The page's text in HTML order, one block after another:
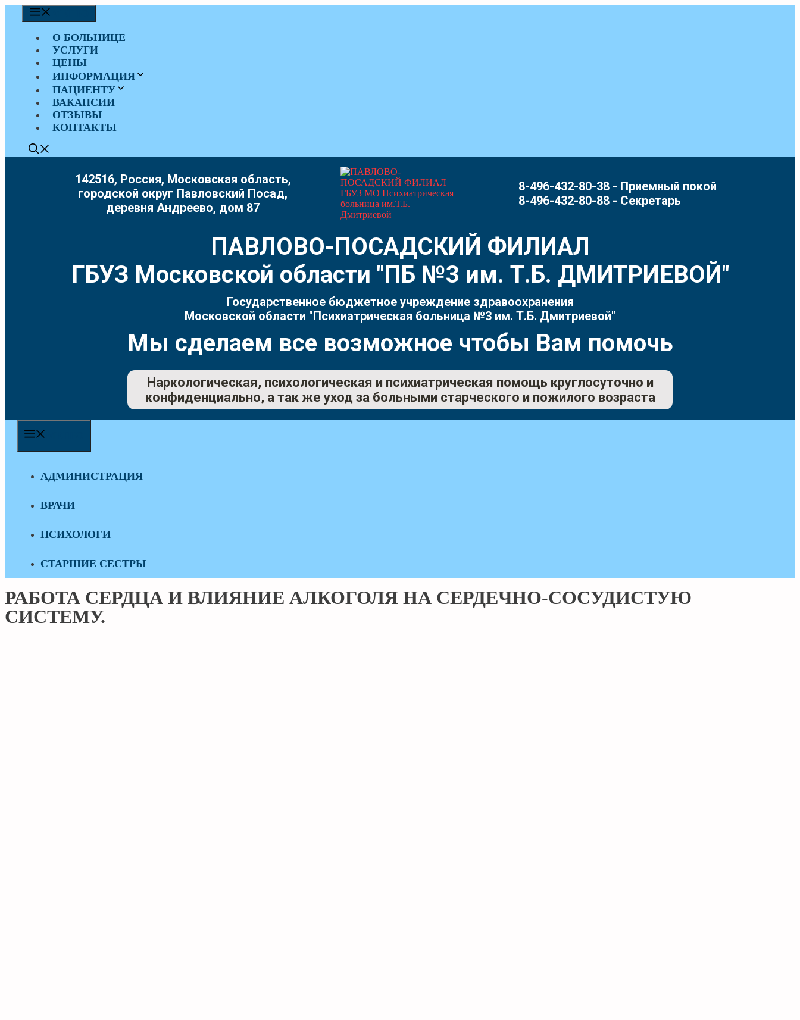
Перейти
О БОЛЬНИЦЕ
УСЛУГИ
ЦЕНЫ
ИНФОРМАЦИЯ
ПАЦИЕНТУ
ВАКАНСИИ
ОТЗЫВЫ
КОНТАКТЫ
142516, Россия, Московская область,
городской округ Павловский Посад,
деревня Андреево, дом 87
8-496-432-80-38 - Приемный покой
8-496-432-80-88 - Секретарь
ПАВЛОВО-ПОСАДСКИЙ ФИЛИАЛ
ГБУЗ Московской области "ПБ №3 им. Т.Б. ДМИТРИЕВОЙ"
Государственное бюджетное учреждение здравоохранения
Московской области "Психиатрическая больница №3 им. Т.Б. Дмитриевой"
Мы сделаем все возможное чтобы Вам помочь
Наркологическая, психологическая и психиатрическая помощь круглосуточно и
конфиденциально, а так же уход за больными старческого и пожилого возраста
АДМИНИСТРАЦИЯ
ВРАЧИ
ПСИХОЛОГИ
СТАРШИЕ СЕСТРЫ
РАБОТА СЕРДЦА И ВЛИЯНИЕ АЛКОГОЛЯ НА СЕРДЕЧНО-СОСУДИСТУЮ
СИСТЕМУ.